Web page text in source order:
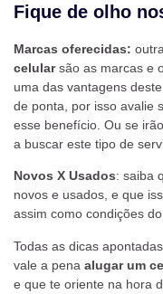
Fique de olho
Marcas oferecidas:
celularsão as marcas e
uma das vantagens
de ponta, por isso avalie
esse benefício. Ou se
a buscar este tipo de
Novos X Usados: saiba
novos e usados, e que
assim como condições
Todas as dicas
vale a pena alugar um
e que te oriente na hora